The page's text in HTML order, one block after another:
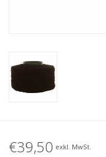
€39,50 exkl. MwSt.